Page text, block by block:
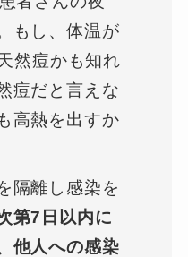
もし、体温が
然痘かも知れ
痘だと言えな
高熱を出すか
隔離し感染を
第7日以内に
他人への感染